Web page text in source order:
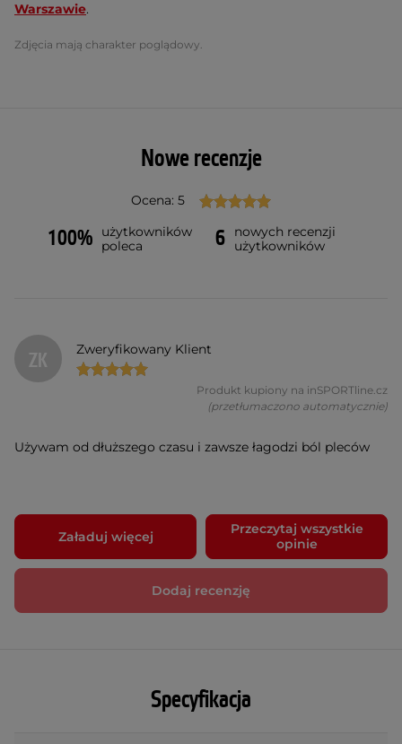
Warszawie.
Zdjęcia mają charakter poglądowy.
Nowe recenzje
Ocena: 5
100%
użytkowników
poleca
6
nowych recenzji
użytkowników
ZK Zweryfikowany Klient
Produkt kupiony na inSPORTline.cz
(przetłumaczono automatycznie)
Używam od dłuższego czasu i zawsze łagodzi ból pleców
Załaduj więcej
Przeczytaj wszystkie
opinie
Dodaj recenzję
Specyfikacja